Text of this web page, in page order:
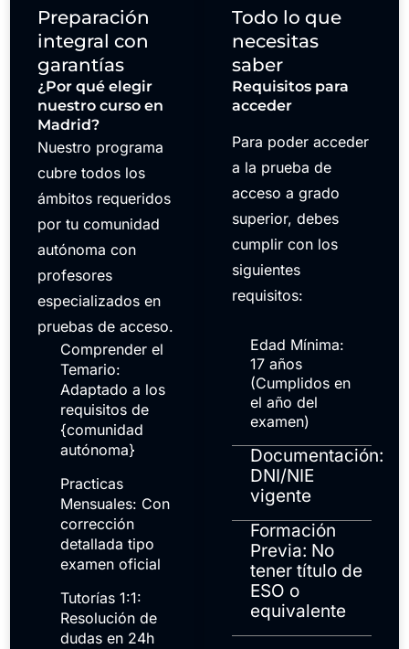
Preparación
integral con
garantías
¿Por qué elegir
nuestro curso en
Madrid?
Nuestro programa
cubre todos los
ámbitos requeridos
por tu comunidad
autónoma con
profesores
especializados en
pruebas de acceso.
Comprender el
Temario:
Adaptado a los
requisitos de
{comunidad
autónoma}
Practicas
Mensuales: Con
corrección
detallada tipo
examen oficial
Tutorías 1:1:
Resolución de
dudas en 24h
Todo lo que
necesitas
saber
Requisitos para
acceder
Para poder acceder
a la prueba de
acceso a grado
superior, debes
cumplir con los
siguientes
requisitos:
Edad Mínima:
17 años
(Cumplidos en
el año del
examen)
Documentación:
DNI/NIE
vigente
Formación
Previa: No
tener título de
ESO o
equivalente